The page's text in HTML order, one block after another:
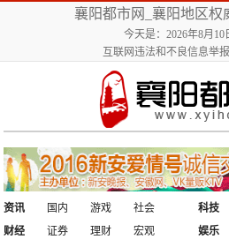
襄阳都市网_襄阳地区权
今天是：2026年8月
互联网违法和不良信息举
资讯 国内 游戏
社会
财经
证券 理财 宏观
科技
娱乐